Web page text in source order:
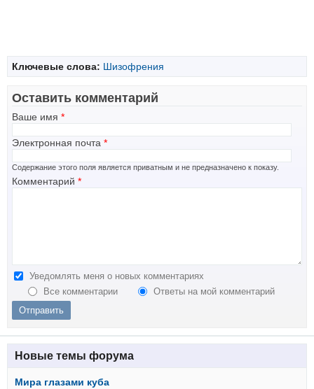
Ключевые слова: Шизофрения
Оставить комментарий
Ваше имя *
Электронная почта *
Содержание этого поля является приватным и не предназначено к показу.
Комментарий *
Уведомлять меня о новых комментариях
Все комментарии
Ответы на мой комментарий
Новые темы форума
Мира глазами куба